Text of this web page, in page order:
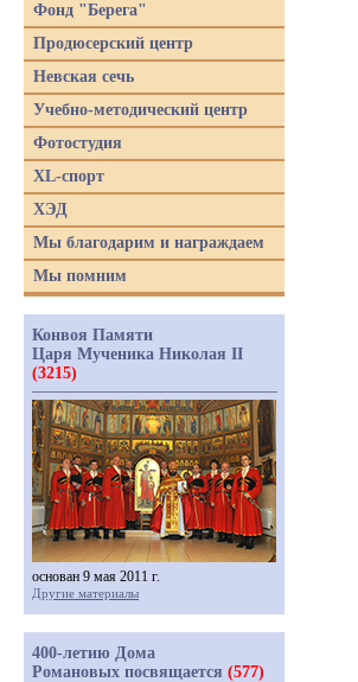
Фонд "Берега"
Продюсерский центр
Невская сечь
Учебно-методический центр
Фотостудия
XL-спорт
ХЭД
Мы благодарим и награждаем
Мы помним
Конвоя Памяти
Царя Мученика Николая II
(3215)
основан 9 мая 2011 г.
Другие материалы
400-летию Дома
Романовых посвящается (577)